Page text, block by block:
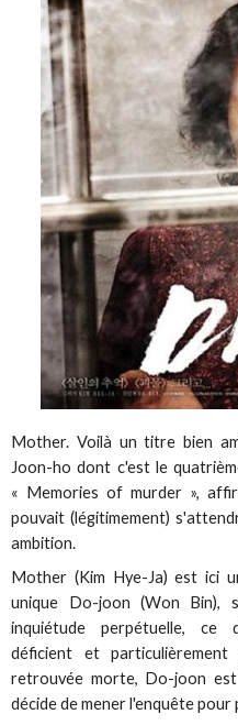
Mother. Voilà un titre bien
Joon-ho dont c'est le
« Memories of murder »,
pouvait (légitimement)
ambition.
Mother (Kim Hye-Ja) est ici
unique Do-joon (Won Bin),
inquiétude perpétuelle, ce
déficient et
retrouvée morte, Do-joon est
décide de mener l'enquête